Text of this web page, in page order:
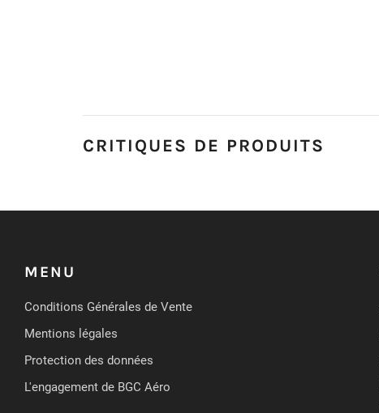
CRITIQUES DE PRODUITS
MENU
Conditions Générales de Vente
Mentions légales
Protection des données
L'engagement de BGC Aéro